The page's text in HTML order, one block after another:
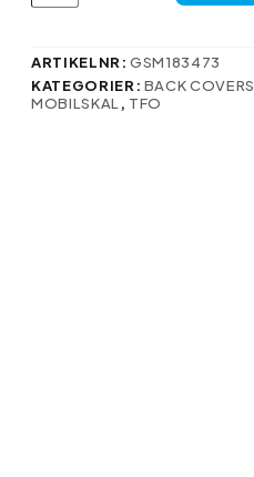
Note
13
4G
ARTIKELNR:GSM183473
KATEGORIER: BACK COVERS
MOBILSKAL , TFO